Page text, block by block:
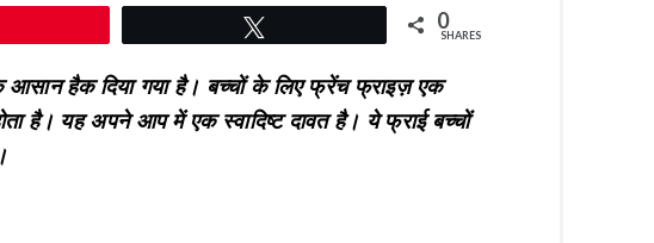
0
SHARES
हैक दिया गया है। बच्चों के लिए फ्रेंच फ्राइज़ एक
है। यह अपने आप में एक स्वादिष्ट दावत है। ये फ्राई बच्चों